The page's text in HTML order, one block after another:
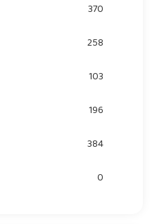
370
258
103
196
384
0